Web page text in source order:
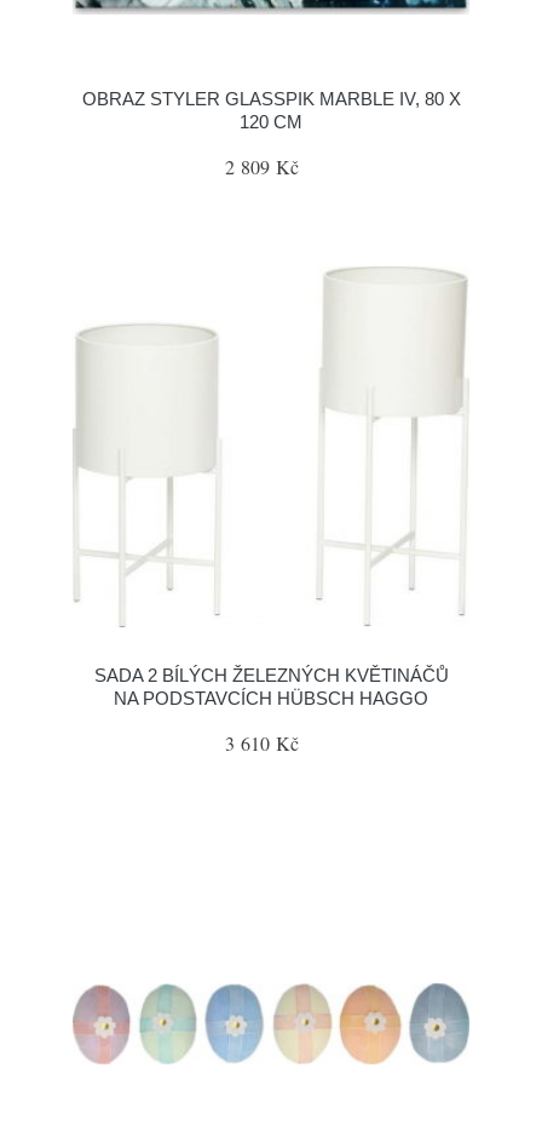
OBRAZ STYLER GLASSPIK MARBLE IV, 80 X
120 CM
2 809 Kč
SADA 2 BÍLÝCH ŽELEZNÝCH KVĚTINÁČŮ
NA PODSTAVCÍCH HÜBSCH HAGGO
3 610 Kč